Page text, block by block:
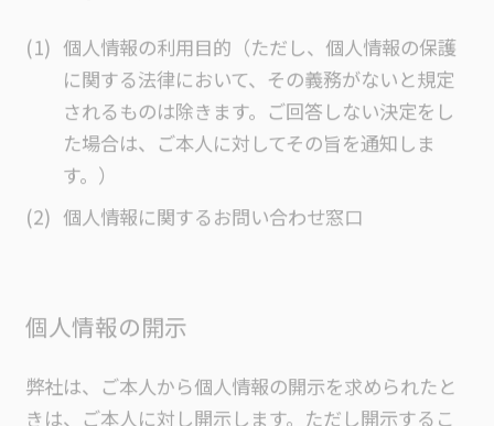
個人情報の利用目的（ただし、個人情報の保護
に関する法律において、その義務がないと規定
されるものは除きます。ご回答しない決定をし
た場合は、ご本人に対してその旨を通知しま
す。）
個人情報に関するお問い合わせ窓口
個人情報の開示
弊社は、ご本人から個人情報の開示を求められたと
きは、ご本人に対し開示します。ただし開示するこ